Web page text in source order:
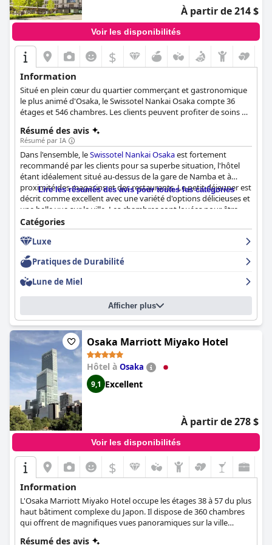
À partir de 214 $
Voir les disponibilités
$
Information
Situé en plein cœur du quartier commerçant et gastronomique
le plus animé d'Osaka, le Swissotel Nankai Osaka compte 36
étages et 546 chambres. Les clients peuvent profiter de soins de
s'adonner aux plaisirs gastronomiques proposés par le
restaurant de l'hôtel.
Résumé des avis
Résumé par IA
Dans l'ensemble, leSwissotel Nankai Osakaest fortement
recommandé par les clients pour sa superbe situation, l'hôtel
étant idéalement situé au-dessus de la gare de Namba et à
proximité des magasins et des restaurants. Le petit déjeuner est
décrit comme excellent avec une variété d'options délicieuses et
une belle vue sur la ville. Les chambres sont louées pour être
spacieuses, propres et confortables, bien que certains critiques
aient noté qu'elles avaient besoin d'être rénovées. Le personnel
est exceptionnel et offre un service amical et serviable, ce qui
vous permettra de passer un séjour inoubliable et sans stress.
L'hôtel est également un excellent choix pour les familles, les
voyageurs d'affaires et les personnes souffrant d'un handicap,
grâce à son accessibilité et à ses équipements. Le
Nankai Osakaoffre un luxe haut de gamme à un prix abordable,
ce qui en fait un excellent choix pour tous ceux qui visitent
Osaka.
Lire les résumés des avis pour toutes les catégories
Catégories
Luxe
Pratiques de Durabilité
Lune de Miel
Afficher plus
Osaka Marriott Miyako Hotel
Hôtel à Osaka
9,1 Excellent
À partir de 278 $
Voir les disponibilités
$
Information
L'Osaka Marriott Miyako Hotel occupe les étages 38 à 57 du plus
haut bâtiment complexe du Japon. Il dispose de 360 chambres
qui offrent de magnifiques vues panoramiques sur la ville
Résumé des avis